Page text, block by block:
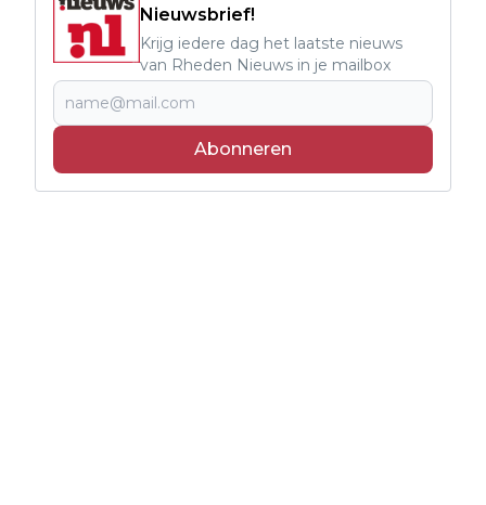
Nieuwsbrief!
Krijg iedere dag het laatste nieuws
van Rheden Nieuws in je mailbox
Abonneren